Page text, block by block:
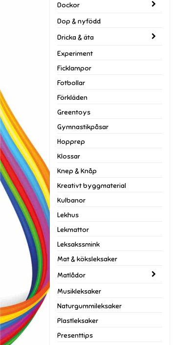
Dockor
Dop & nyfödd
Dricka & äta
Experiment
Ficklampor
Fotbollar
Förkläden
Greentoys
Gymnastikpåsar
Hopprep
Klossar
Knep & Knåp
Kreativt byggmaterial
Kulbanor
Lekhus
Lekmattor
Leksakssmink
Mat & köksleksaker
Matlådor
Musikleksaker
Naturgummileksaker
Plastleksaker
Presenttips